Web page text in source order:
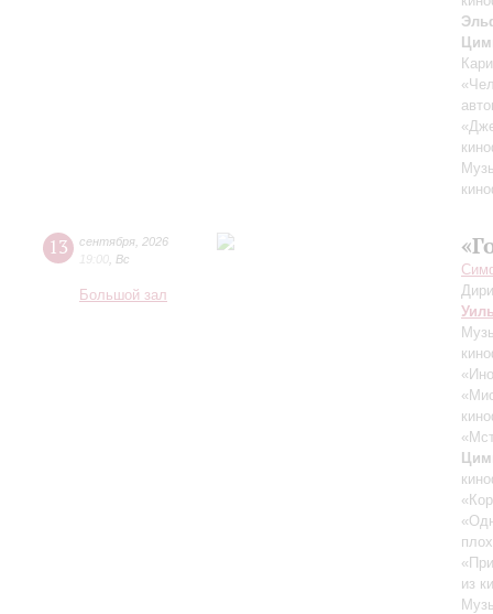
13 сентября 2026
19:00 Вс
Большой зал
из